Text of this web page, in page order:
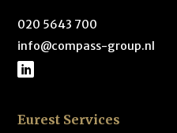
020 5643 700
info@compass-group.nl
Eurest Services